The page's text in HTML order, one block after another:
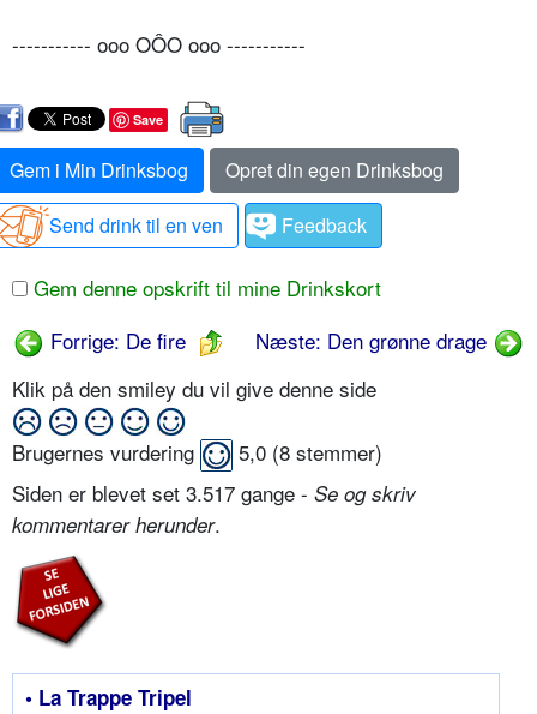
----------- ooo OÔO ooo -----------
Save
Gem i Min Drinksbog
Opret din egen Drinksbog
Send drink til en ven
Feedback
Gem denne opskrift til mine Drinkskort
Forrige: De fire
Næste: Den grønne drage
Klik på den smiley du vil give denne side
Brugernes vurdering 5,0 (8 stemmer)
Siden er blevet set 3.517 gange - Se og skriv
kommentarer herunder.
• La Trappe Tripel